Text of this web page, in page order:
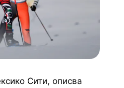
Сити, описва